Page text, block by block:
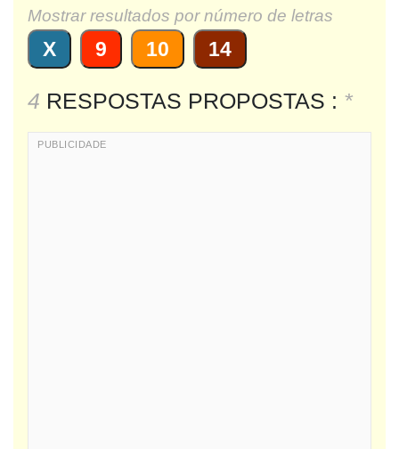
Mostrar resultados por número de letras
X 9 10 14
4 RESPOSTAS PROPOSTAS : *